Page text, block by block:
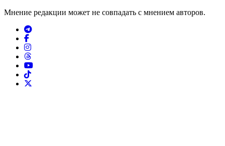
Мнение редакции может не совпадать с мнением авторов.